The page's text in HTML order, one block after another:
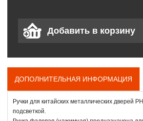
ДОПОЛНИТЕЛЬНАЯ ИНФОРМАЦИЯ
Ручки для китайских металлических дверей
подсветкой.